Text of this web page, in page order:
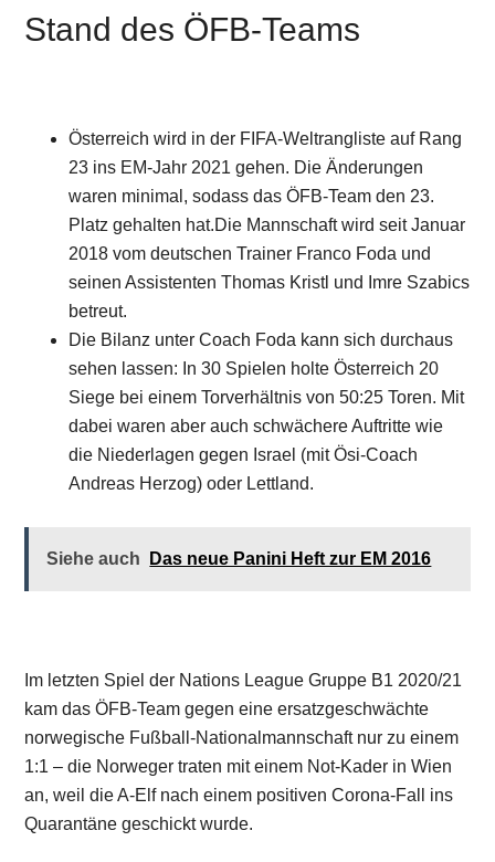
Stand des ÖFB-Teams
Österreich wird in der FIFA-Weltrangliste auf Rang
23 ins EM-Jahr 2021 gehen. Die Änderungen
waren minimal, sodass das ÖFB-Team den 23.
Platz gehalten hat.Die Mannschaft wird seit Januar
2018 vom deutschen Trainer Franco Foda und
seinen Assistenten Thomas Kristl und Imre Szabics
betreut.
Die Bilanz unter Coach Foda kann sich durchaus
sehen lassen: In 30 Spielen holte Österreich 20
Siege bei einem Torverhältnis von 50:25 Toren. Mit
dabei waren aber auch schwächere Auftritte wie
die Niederlagen gegen Israel (mit Ösi-Coach
Andreas Herzog) oder Lettland.
Siehe auch Das neue Panini Heft zur EM 2016
Im letzten Spiel der Nations League Gruppe B1 2020/21
kam das ÖFB-Team gegen eine ersatzgeschwächte
norwegische Fußball-Nationalmannschaft nur zu einem
1:1 – die Norweger traten mit einem Not-Kader in Wien
an, weil die A-Elf nach einem positiven Corona-Fall ins
Quarantäne geschickt wurde.